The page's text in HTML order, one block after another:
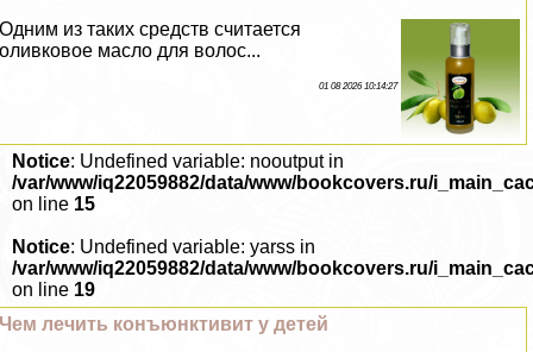
Одним из таких средств считается
оливковое масло для волос...
01 08 2026 10:14:27
Notice: Undefined variable: nooutput in
/var/www/iq22059882/data/www/bookcovers.ru/
on line 15
Notice: Undefined variable: yarss in
/var/www/iq22059882/data/www/bookcovers.ru/
on line 19
Чем лечить конъюнктивит у детей